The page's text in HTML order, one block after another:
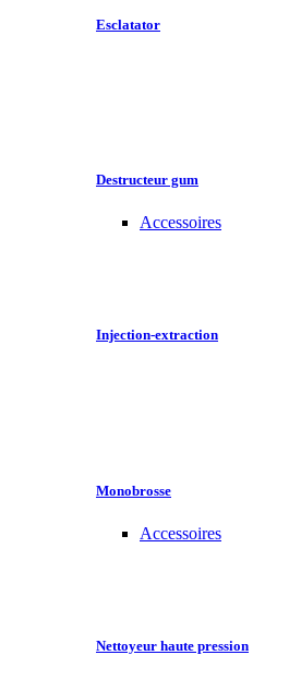
Esclatator
Destructeur gum
Accessoires
Injection-extraction
Monobrosse
Accessoires
Nettoyeur haute pression